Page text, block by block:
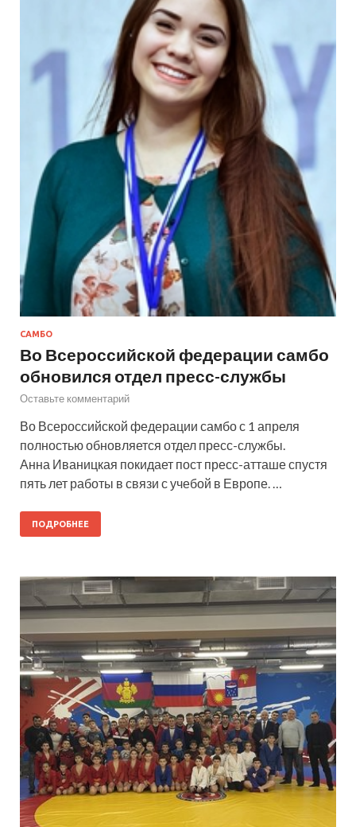
САМБО
Во Всероссийской федерации самбо
обновился отдел пресс-службы
Оставьте комментарий
Во Всероссийской федерации самбо с 1 апреля
полностью обновляется отдел пресс-службы.
Анна Иваницкая покидает пост пресс-атташе спустя
пять лет работы в связи с учебой в Европе. …
ПОДРОБНЕЕ